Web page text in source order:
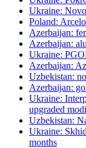
Ukraine:
Poland:
Azerbaijan:
Azerbaijan:
Ukraine:
Azerbaijan:
Uzbekistan:
Azerbaijan:
Ukraine:
upgraded
Uzbekistan:
Ukraine:
months